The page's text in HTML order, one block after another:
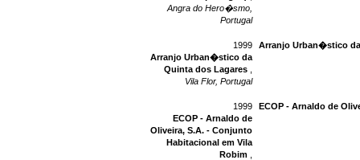
Angra do Hero�smo,
Portugal
1999
Arranjo Urban�stico da
Quinta dos Lagares
Vila Flor, Portugal
Arranjo Urban�stico
1999
ECOP - Arnaldo de
Oliveira, S.A. - Conjunto
Habitacional em Vila
Robim
ECOP - Arnaldo de